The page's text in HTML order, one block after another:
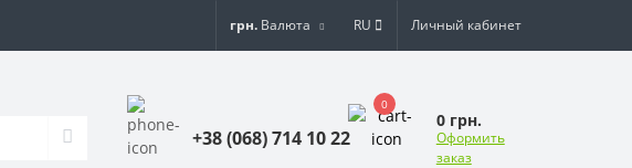
грн. Валюта RU Личный кабинет
+38 (068) 714 10 22
0
0 грн.
Оформить
заказ